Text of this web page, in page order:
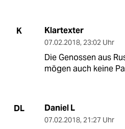
K Klartexter
07.02.2018, 23:02 Uhr
Die Genossen aus
mögen auch keine
DL Daniel L
07.02.2018, 21:27 Uhr